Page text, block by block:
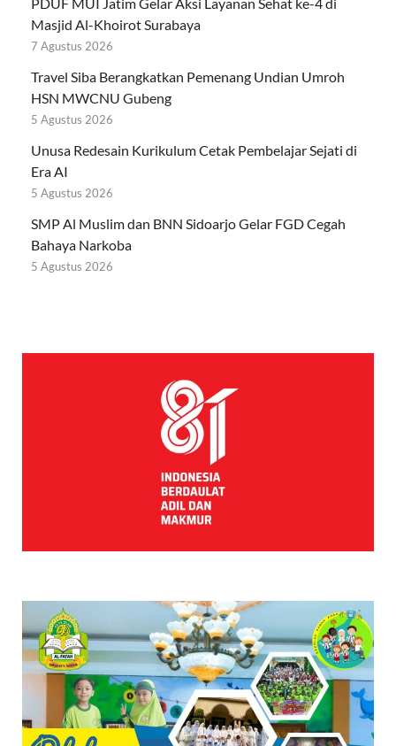
Masjid Al-Khoirot Surabaya
7 Agustus 2026
Travel Siba Berangkatkan Pemenang Undian Umroh
HSN MWCNU Gubeng
5 Agustus 2026
Unusa Redesain Kurikulum Cetak Pembelajar Sejati di
Era AI
5 Agustus 2026
SMP Al Muslim dan BNN Sidoarjo Gelar FGD Cegah
Bahaya Narkoba
5 Agustus 2026